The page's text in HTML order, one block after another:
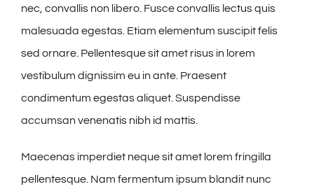
nec, convallis non libero. Fusce convallis lectus quis
malesuada egestas. Etiam elementum suscipit felis
sed ornare. Pellentesque sit amet risus in lorem
vestibulum dignissim eu in ante. Praesent
condimentum egestas aliquet. Suspendisse
accumsan venenatis nibh id mattis.
Maecenas imperdiet neque sit amet lorem fringilla
pellentesque. Nam fermentum ipsum blandit nunc